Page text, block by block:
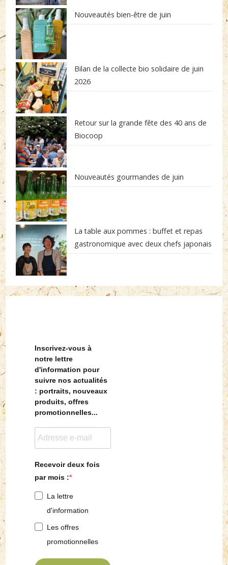
Nouveautés bien-être de juin
Bilan de la collecte bio solidaire de juin
2026
Retour sur la grande fête des 40 ans de
Biocoop
Nouveautés gourmandes de juin
La table aux pommes : buffet et repas
gastronomique avec deux chefs japonais
Inscrivez-vous à
notre lettre
d'information pour
suivre nos actualités
: portraits, nouveaux
produits, offres
promotionnelles...
Recevoir deux fois
par mois :
La lettre
d'information
Les offres
promotionnelles